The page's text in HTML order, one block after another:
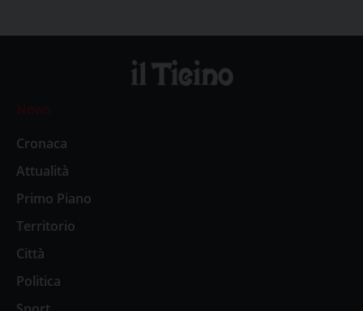
News
Cronaca
Attualità
Primo Piano
Territorio
Città
Politica